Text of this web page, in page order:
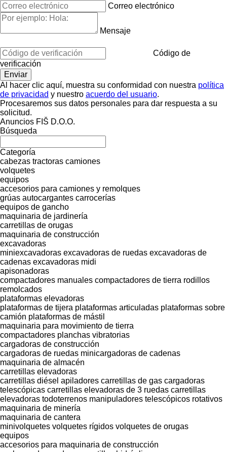
Correo electrónico
Mensaje
Código de
verificación
Al hacer clic aquí, muestra su conformidad con nuestra política
de privacidad y nuestro acuerdo del usuario.
Procesaremos sus datos personales para dar respuesta a su
solicitud.
Anuncios FIŠ D.O.O.
Búsqueda
Categoría
cabezas tractoras camiones
volquetes
equipos
accesorios para camiones y remolques
grúas autocargantes carrocerías
equipos de gancho
maquinaria de jardinería
carretillas de orugas
maquinaria de construcción
excavadoras
miniexcavadoras excavadoras de ruedas excavadoras de
cadenas excavadoras midi
apisonadoras
compactadores manuales compactadores de tierra rodillos
remolcados
plataformas elevadoras
plataformas de tijera plataformas articuladas plataformas sobre
camión plataformas de mástil
maquinaria para movimiento de tierra
compactadores planchas vibratorias
cargadoras de construcción
cargadoras de ruedas minicargadoras de cadenas
maquinaria de almacén
carretillas elevadoras
carretillas diésel apiladores carretillas de gas cargadoras
telescópicas carretillas elevadoras de 3 ruedas carretillas
elevadoras todoterrenos manipuladores telescópicos rotativos
maquinaria de minería
maquinaria de cantera
minivolquetes volquetes rígidos volquetes de orugas
equipos
accesorios para maquinaria de construcción